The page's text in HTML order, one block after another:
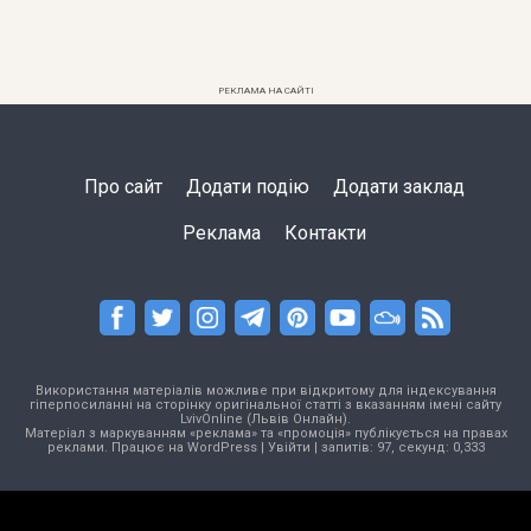
РЕКЛАМА НА САЙТІ
Про сайт Додати подію Додати заклад
Реклама Контакти
Використання матеріалів можливе при відкритому для індексування
гіперпосиланні на сторінку оригінальної статті з вказанням імені сайту
LvivOnline (Львів Онлайн).
Матеріал з маркуванням «реклама» та «промоція» публікується на правах
реклами. Працює на WordPress| Увійти | запитів: 97, секунд: 0,333